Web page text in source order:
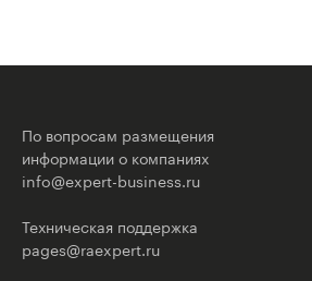
По вопросам размещения
информации о компаниях
info@expert-business.ru
Техническая поддержка
pages@raexpert.ru